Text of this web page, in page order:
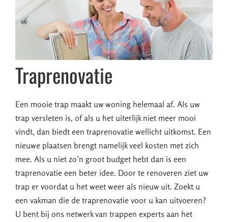
Traprenovatie
Een mooie trap maakt uw woning helemaal af. Als uw
trap versleten is, of als u het uiterlijk niet meer mooi
vindt, dan biedt een traprenovatie wellicht uitkomst. Een
nieuwe plaatsen brengt namelijk veel kosten met zich
mee. Als u niet zo’n groot budget hebt dan is een
traprenovatie een beter idee. Door te renoveren ziet uw
trap er voordat u het weet weer als nieuw uit. Zoekt u
een vakman die de traprenovatie voor u kan uitvoeren?
U bent bij ons netwerk van trappen experts aan het